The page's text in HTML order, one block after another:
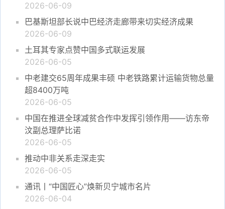
2026-06-09
巴基斯坦部长说中巴经济走廊带来切实经济成果
2026-06-09
土耳其专家点赞中国多式联运发展
2026-06-05
中老建交65周年成果丰硕 中老铁路累计运输货物总量
超8400万吨
2026-06-05
中国在推进全球减贫合作中发挥引领作用——访东帝
汶副总理萨比诺
2026-06-05
推动中非关系走深走实
2026-06-05
通讯丨“中国匠心”焕新贝宁城市名片
2026-06-04